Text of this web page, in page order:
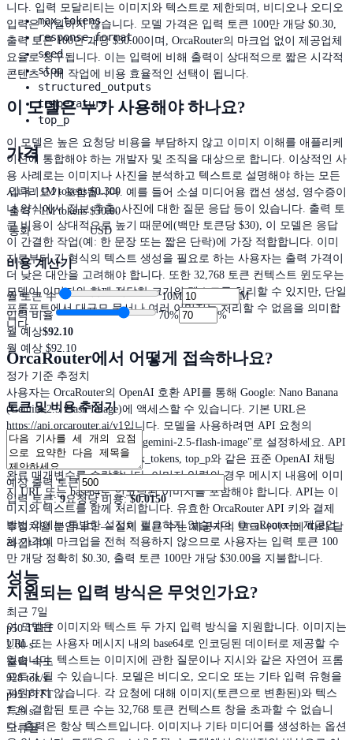
니다. 입력 모달리티는 이미지와 텍스트로 제한되며, 비디오나 오디오
입력은 지원하지 않습니다. 모델 가격은 입력 토큰 100만 개당 $0.30,
출력 토큰 100만 개당 $30.00이며, OrcaRouter의 마크업 없이 제공업체
요율로 청구됩니다. 이는 입력에 비해 출력이 상대적으로 짧은 시각적
콘텐츠 이해 작업에 비용 효율적인 선택이 됩니다.
이 모델은 누가 사용해야 하나요?
이 모델은 높은 요청당 비용을 부담하지 않고 이미지 이해를 애플리케
이션에 통합해야 하는 개발자 및 조직을 대상으로 합니다. 이상적인 사
용 사례로는 이미지나 사진을 분석하고 텍스트로 설명해야 하는 모든
시나리오가 포함됩니다. 예를 들어 소셜 미디어용 캡션 생성, 영수증이
나 양식에서 정보 추출, 사진에 대한 질문 응답 등이 있습니다. 출력 토
큰 비용이 상대적으로 높기 때문에(백만 토큰당 $30), 이 모델은 응답
이 간결한 작업(예: 한 문장 또는 짧은 단락)에 가장 적합합니다. 이미
지로부터 긴 형식의 텍스트 생성을 필요로 하는 사용자는 출력 가격이
더 낮은 대안을 고려해야 합니다. 또한 32,768 토큰 컨텍스트 윈도우는
모델이 이미지와 함께 적당한 크기의 텍스트를 처리할 수 있지만, 단일
프롬프트에서 대규모 문서나 여러 이미지는 처리할 수 없음을 의미합
니다.
OrcaRouter에서 어떻게 접속하나요?
사용자는 OrcaRouter의 OpenAI 호환 API를 통해 Google: Nano Banana
(Gemini 2.5 Flash Image)에 액세스할 수 있습니다. 기본 URL은
https://api.orcarouter.ai/v1입니다. 모델을 사용하려면 API 요청의
"model" 매개변수를 "google/gemini-2.5-flash-image"로 설정하세요. API
는 messages, temperature, max_tokens, top_p와 같은 표준 OpenAI 채팅
완료 매개변수를 수락합니다. 이미지 입력의 경우 메시지 내용에 이미
지 URL 또는 base64로 인코딩된 이미지를 포함해야 합니다. API는 이
미지와 텍스트를 함께 처리합니다. 유효한 OrcaRouter API 키와 결제
방법 외에는 특별한 설정이 필요하지 않습니다. OrcaRouter는 제공업
체 가격에 마크업을 전혀 적용하지 않으므로 사용자는 입력 토큰 100
만 개당 정확히 $0.30, 출력 토큰 100만 개당 $30.00을 지불합니다.
지원되는 입력 방식은 무엇인가요?
이 모델은 이미지와 텍스트 두 가지 입력 방식을 지원합니다. 이미지는
URL 또는 사용자 메시지 내의 base64로 인코딩된 데이터로 제공할 수
있습니다. 텍스트는 이미지에 관한 질문이나 지시와 같은 자연어 프롬
프트가 될 수 있습니다. 모델은 비디오, 오디오 또는 기타 입력 유형을
지원하지 않습니다. 각 요청에 대해 이미지(토큰으로 변환된)와 텍스
트의 결합된 토큰 수는 32,768 토큰 컨텍스트 창을 초과할 수 없습니
다. 출력은 항상 텍스트입니다. 이미지나 기타 미디어를 생성하는 옵션
max_tokens
response_format
seed
stop
structured_outputs
temperature
top_p
가격
입력 / 1M tokens $0.300
출력 / 1M tokens $30.00
통화
USD
비용 계산기
월 토큰 수 10M
M
입력 비율
70%
%
월 예상$92.10
월 예상 $92.10
정가 기준 추정치
토큰 및 비용 추정기
예상 출력 토큰
입력 토큰: 9요청당 비용:$0.0150
추정치일 뿐입니다 — 실제 토큰 수는 제공자의 토크나이저에 따라 달
라집니다.
성능
최근 7일
p50 TTFT
2.00 s
출력 속도
928 tok/s
p95 TTFT
7.29 s
오류율